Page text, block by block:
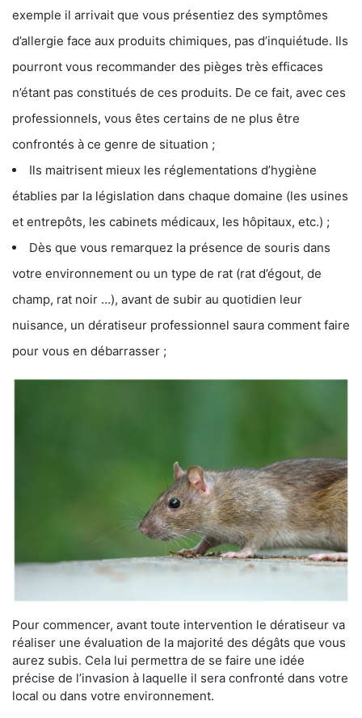
exemple il arrivait que vous présentiez des symptômes
d’allergie face aux produits chimiques, pas d’inquiétude. Ils
pourront vous recommander des pièges très efficaces
n’étant pas constitués de ces produits. De ce fait, avec ces
professionnels, vous êtes certains de ne plus être
confrontés à ce genre de situation ;
Ils maitrisent mieux les réglementations d’hygiène
établies par la législation dans chaque domaine (les usines
et entrepôts, les cabinets médicaux, les hôpitaux, etc.) ;
Dès que vous remarquez la présence de souris dans
votre environnement ou un type de rat (rat d’égout, de
champ, rat noir …), avant de subir au quotidien leur
nuisance, un dératiseur professionnel saura comment faire
pour vous en débarrasser ;
Pour commencer, avant toute intervention le dératiseur va
réaliser une évaluation de la majorité des dégâts que vous
aurez subis. Cela lui permettra de se faire une idée
précise de l’invasion à laquelle il sera confronté dans votre
local ou dans votre environnement.